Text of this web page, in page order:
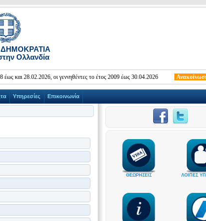
Ολλανδία
28.02.2026, οι γεννηθέντες το έτος 2009 έως 30.04.2026 Ανακοίνωση Νέο
Υπηρεσίες Επικοινωνία
ΘΕΩΡΗΣΕΙΣ ΛΟΙΠΕΣ